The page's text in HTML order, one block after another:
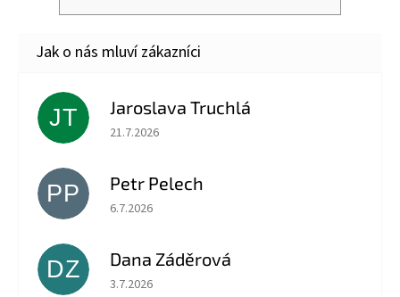
JT Jaroslava Truchlá
Hodnocení obchodu je 5 z 5 hvězdiček.
21.7.2026
PP Petr Pelech
Hodnocení obchodu je 5 z 5 hvězdiček.
6.7.2026
DZ Dana Záděrová
Hodnocení obchodu je 5 z 5 hvězdiček.
3.7.2026